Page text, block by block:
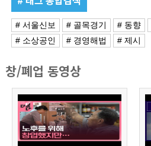
# 서울신보 # 골목경기 # 동향
# 소상공인
# 경영해법 # 제시
창/폐업 동영상